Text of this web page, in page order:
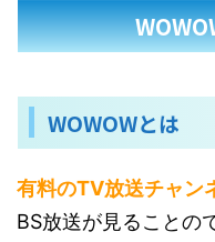
WOWOWとは
有料のTV放送チャン
BS放送が見ることの